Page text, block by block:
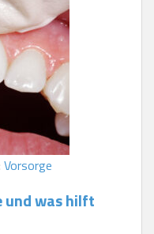
Vorsorge
und was hilft